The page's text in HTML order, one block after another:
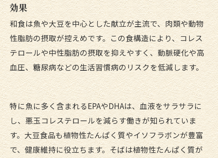
効果
和食は魚や大豆を中心とした献立が主流で、肉類や動物
性脂肪の摂取が控えめです。この食構造により、コレス
テロールや中性脂肪の摂取を抑えやすく、動脈硬化や高
血圧、糖尿病などの生活習慣病のリスクを低減します。
特に魚に多く含まれるEPAやDHAは、血液をサラサラに
し、悪玉コレステロールを減らす働きが知られていま
す。大豆食品も植物性たんぱく質やイソフラボンが豊富
で、健康維持に役立ちます。そばは植物性たんぱく質が